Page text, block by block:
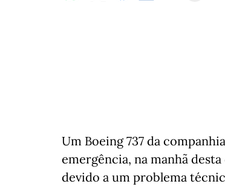
Um Boeing 737 da
emergência, na manhã
devido a um problema